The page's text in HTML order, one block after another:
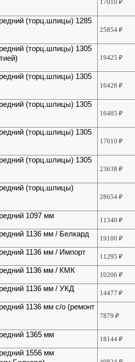
17010₽
(торц.шлицы) 1285
25854₽
(торц.шлицы) 1305
19425₽
(торц.шлицы) 1305
16428₽
(торц.шлицы) 1305
16485₽
(торц.шлицы) 1305
17010₽
(торц.шлицы) 1305
23638₽
(торц.шлицы)
28654₽
1097 мм
11340₽
1136 мм / Белкард
19100₽
1136 мм / Импорт
11295₽
1136 мм / КМК
10206₽
1136 мм / УКД
14477₽
1136 мм с/о (ремонт
7879₽
1365 мм
18144₽
1556 мм